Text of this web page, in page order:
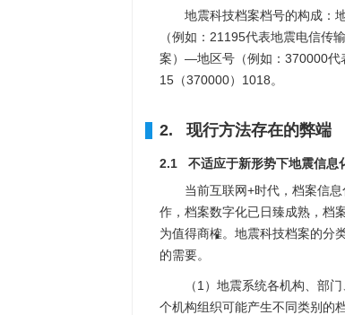
地震科技档案档号的构成：
（例如：21195代表地震电信
案）—地区号（例如：370000代
15（370000）1018。
2. 现行方法存在的弊端
2.1 不适应于新形势下地震信息
当前互联网+时代，档案信
作，档案数字化已日臻成熟，档
为值得商榷。地震科技档案的分
的需要。
（1）地震系统各机构、部
个机构组织可能产生不同类别的